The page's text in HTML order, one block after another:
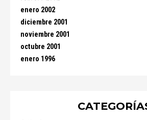
enero 2002
diciembre 2001
noviembre 2001
octubre 2001
enero 1996